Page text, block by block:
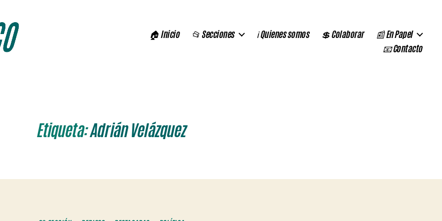
🏠 Inicio 📂 Secciones ℹ️ Quienes somos 💲 Colaborar
📰 En Papel
📧 Contacto
Etiqueta:Adrián Velázquez
Categorías